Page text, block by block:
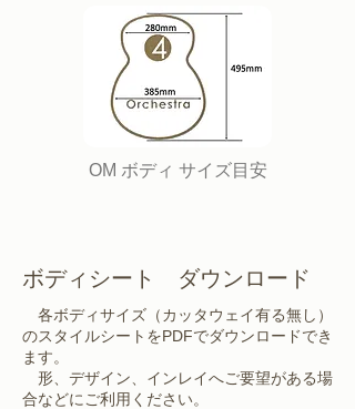
OM ボディ サイズ目安
ボディシート ダウンロード
各ボディサイズ（カッタウェイ有る無し）
のスタイルシートをPDFでダウンロードでき
ます。
​ 形、デザイン、インレイへご要望がある場
合などにご利用ください。